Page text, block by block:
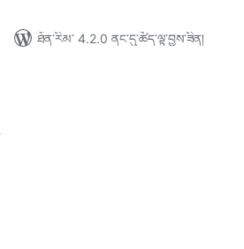
ཐོན་རིམ་ 4.2.0 ནང་དུ་ཚོད་ལྟ་བྱས་ཟིན།